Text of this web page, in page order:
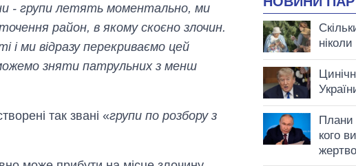
- групи летять моментально, ми
район, в якому скоєно злочин.
ми відразу перекриваємо цей
зняти патрульних з менш
так звані «групи по розбору з